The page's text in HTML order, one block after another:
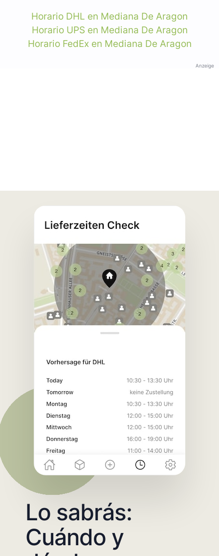
Horario DHL en Mediana De Aragon
Horario UPS en Mediana De Aragon
Horario FedEx en Mediana De Aragon
Anzeige
Lo sabrás:
Cuándo y